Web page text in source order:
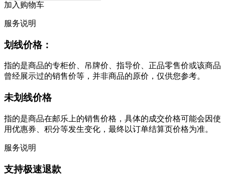
加入购物车
服务说明
划线价格：
指的是商品的专柜价、吊牌价、指导价、正品零售价或该商品
曾经展示过的销售价等，并非商品的原价，仅供您参考。
未划线价格
指的是商品在邮乐上的销售价格，具体的成交价格可能会因使
用优惠券、积分等发生变化，最终以订单结算页价格为准。
服务说明
支持极速退款